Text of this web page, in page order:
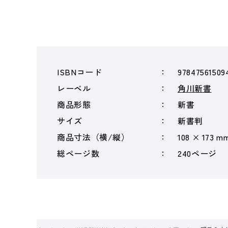
ISBNコード
レーベル
角川新書
商品形態
新書
サイズ
新書判
商品寸法（横/縦）
108 × 173
総ページ数
240ページ